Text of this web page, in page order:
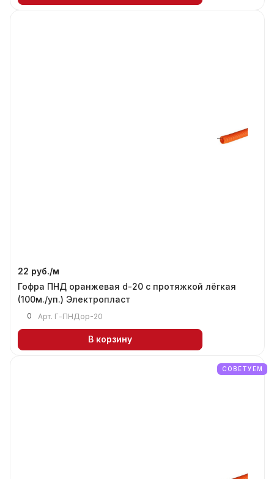
22 руб./м
Гофра ПНД оранжевая d-20 с протяжкой лёгкая
(100м./уп.) Электропласт
0 Арт. Г-ПНДор-20
В корзину
СОВЕТУЕМ